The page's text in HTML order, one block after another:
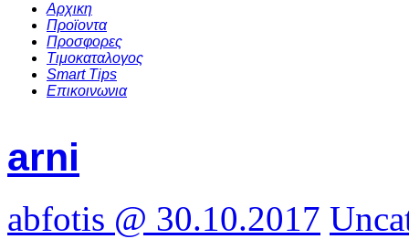
Αρχικη
Προϊοντα
Προσφορες
Τιμοκαταλογος
Smart Tips
Επικοινωνια
arni
abfotis @ 30.10.2017